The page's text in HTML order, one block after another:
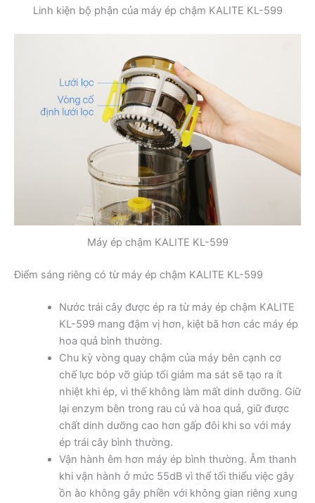
Linh kiện bộ phận của máy ép chậm KALITE KL-599
Máy ép chậm KALITE KL-599
Điểm sáng riêng có từ máy ép chậm KALITE KL-599
Nước trái cây được ép ra từ máy ép chậm KALITE
KL-599 mang đậm vị hơn, kiệt bã hơn các máy ép
hoa quả bình thường.
Chu kỳ vòng quay chậm của máy bên cạnh cơ
chế lực bóp vỡ giúp tối giảm ma sát sẽ tạo ra ít
nhiệt khi ép, vì thế không làm mất dinh dưỡng. Giữ
lại enzym bên trong rau củ và hoa quả, giữ được
chất dinh dưỡng cao hơn gấp đôi khi so với máy
ép trái cây bình thường.
Vận hành êm hơn máy ép bình thường. Âm thanh
khi vận hành ở mức 55dB vì thế tối thiểu việc gây
ồn ào không gây phiền với không gian riêng xung